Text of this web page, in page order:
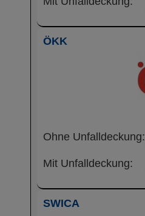
ÖKK
Ohne Unfalldeckung:
Mit Unfalldeckung:
SWICA